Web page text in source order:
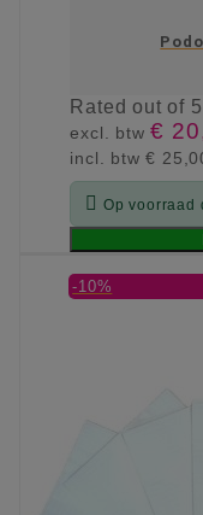
Ratedout of
excl. btw€
incl. btw€
 Op voorraad
-10%